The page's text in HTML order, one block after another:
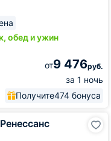
обед и ужин
от9 476руб.
за 1 ночь
Получите474 бонуса